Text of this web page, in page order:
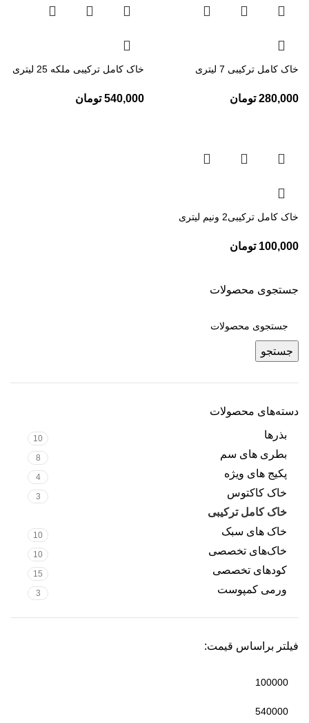
جستجوی محصولات
جستجو
دسته‌های محصولات
بذرها
10
بطری های سم 8
پکیج های ویژه 4
خاک کاکتوس 3
خاک کامل ترکیبی
خاک های سبک 10
خاک‌های تخصصی 10
کودهای تخصصی 15
ورمی کمپوست 3
فیلتر براساس قیمت:
خاک کامل ترکیبی 7 لیتری
280,000 تومان
خاک کامل ترکیبی ملکه 25 لیتری
540,000 تومان
خاک کامل ترکیبی2 ونیم لیتری
100,000 تومان